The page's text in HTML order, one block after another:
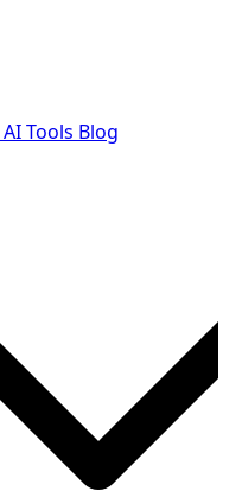
AI Tools Blog